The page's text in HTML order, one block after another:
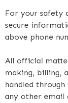
For your safety
secure
above phone
All official
making, billing,
handled
any other email